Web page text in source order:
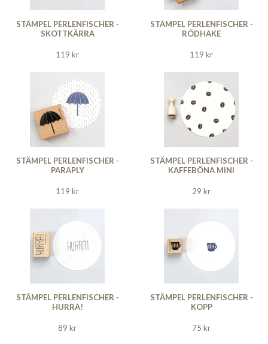
STÄMPEL PERLENFISCHER -
SKOTTKÄRRA
119 kr
STÄMPEL PERLENFISCHER -
RÖDHAKE
119 kr
STÄMPEL PERLENFISCHER -
PARAPLY
119 kr
STÄMPEL PERLENFISCHER -
KAFFEBÖNA MINI
29 kr
STÄMPEL PERLENFISCHER -
HURRA!
89 kr
STÄMPEL PERLENFISCHER -
KOPP
75 kr